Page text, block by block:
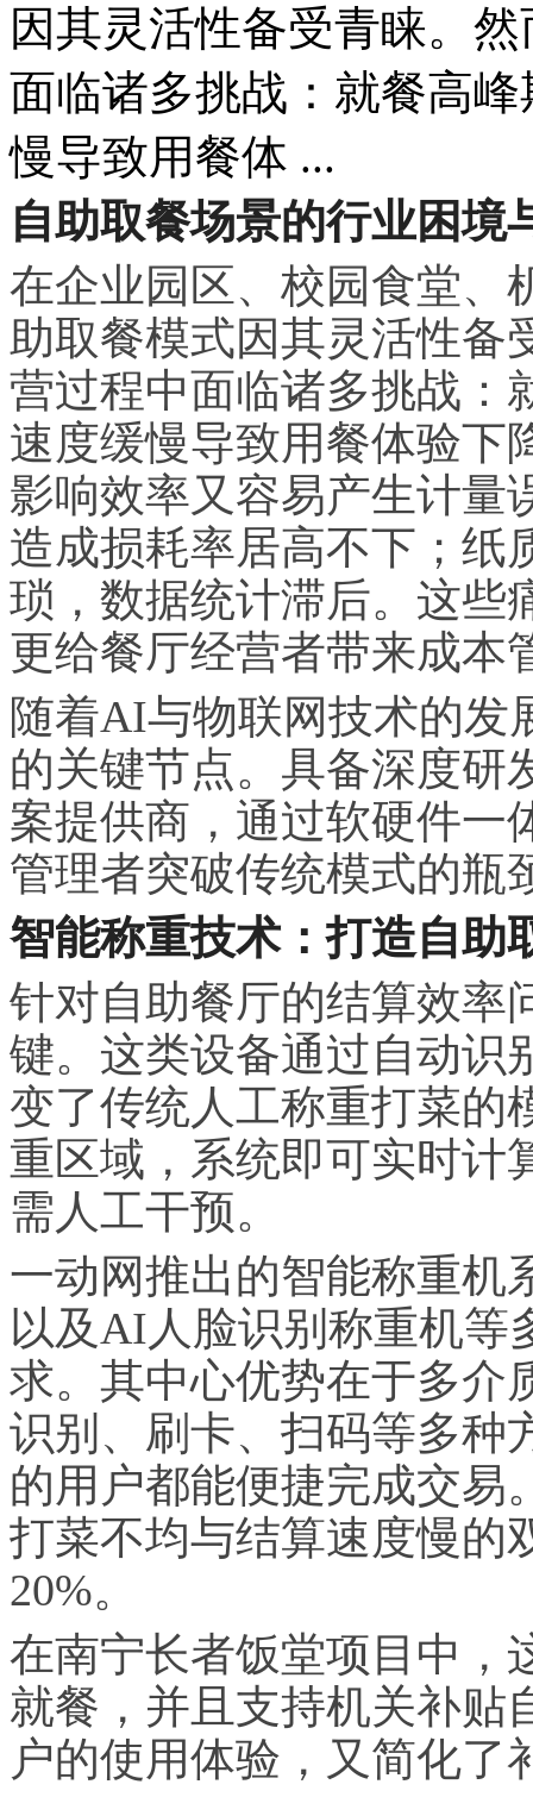
因其灵活性备受青睐。
面临诸多挑战：就餐高
慢导致用餐体 ...
自助取餐场景的行业困境
在企业园区、校园食堂、
助取餐模式因其灵活性备
营过程中面临诸多挑战：
速度缓慢导致用餐体验下
影响效率又容易产生计量
造成损耗率居高不下；纸
琐，数据统计滞后。这些
更给餐厅经营者带来成本
随着AI与物联网技术的发
的关键节点。具备深度研
案提供商，通过软硬件一
管理者突破传统模式的瓶
智能称重技术：打造自助
针对自助餐厅的结算效率
键。这类设备通过自动识
变了传统人工称重打菜的
重区域，系统即可实时计
需人工干预。
一动网推出的智能称重机
以及AI人脸识别称重机等
求。其中心优势在于多
识别、刷卡、扫码等多种
的用户都能便捷完成交易
打菜不均与结算速度慢的
20%。
在南宁长者饭堂项目中，
就餐，并且支持机关补贴
户的使用体验，又简化了